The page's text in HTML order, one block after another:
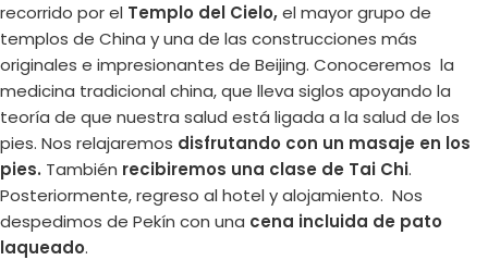
recorrido por el Templo del Cielo,el mayor grupo de
templos de China y una de las construcciones más
originales e impresionantes de Beijing. Conoceremos la
medicina tradicional china, que lleva siglos apoyando la
teoría de que nuestra salud está ligada a la salud de los
pies. Nos relajaremos disfrutando con un masaje en los
pies. También recibiremos una clase de Tai Chi.
Posteriormente, regreso al hotel y alojamiento. Nos
despedimos de Pekín con una cena incluida de pato
laqueado.